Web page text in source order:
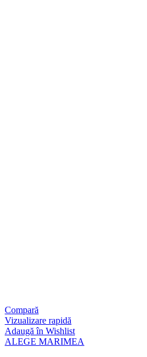
Compară
Vizualizare rapidă
Adaugă în Wishlist
ALEGE MARIMEA